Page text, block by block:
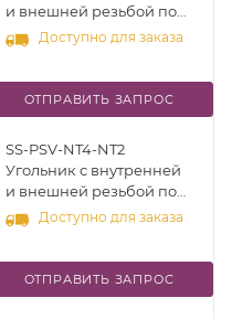
и внешней резьбой под
45°, [NPT 1/8" - NPT 1/16"],
нерж.сталь 316
Доступно для заказа
ОТПРАВИТЬ ЗАПРОС
SS-PSV-NT4-NT2
Угольник с внутренней
и внешней резьбой под
45°, [NPT 1/4" - NPT 1/8"],
нерж.сталь 316
Доступно для заказа
ОТПРАВИТЬ ЗАПРОС